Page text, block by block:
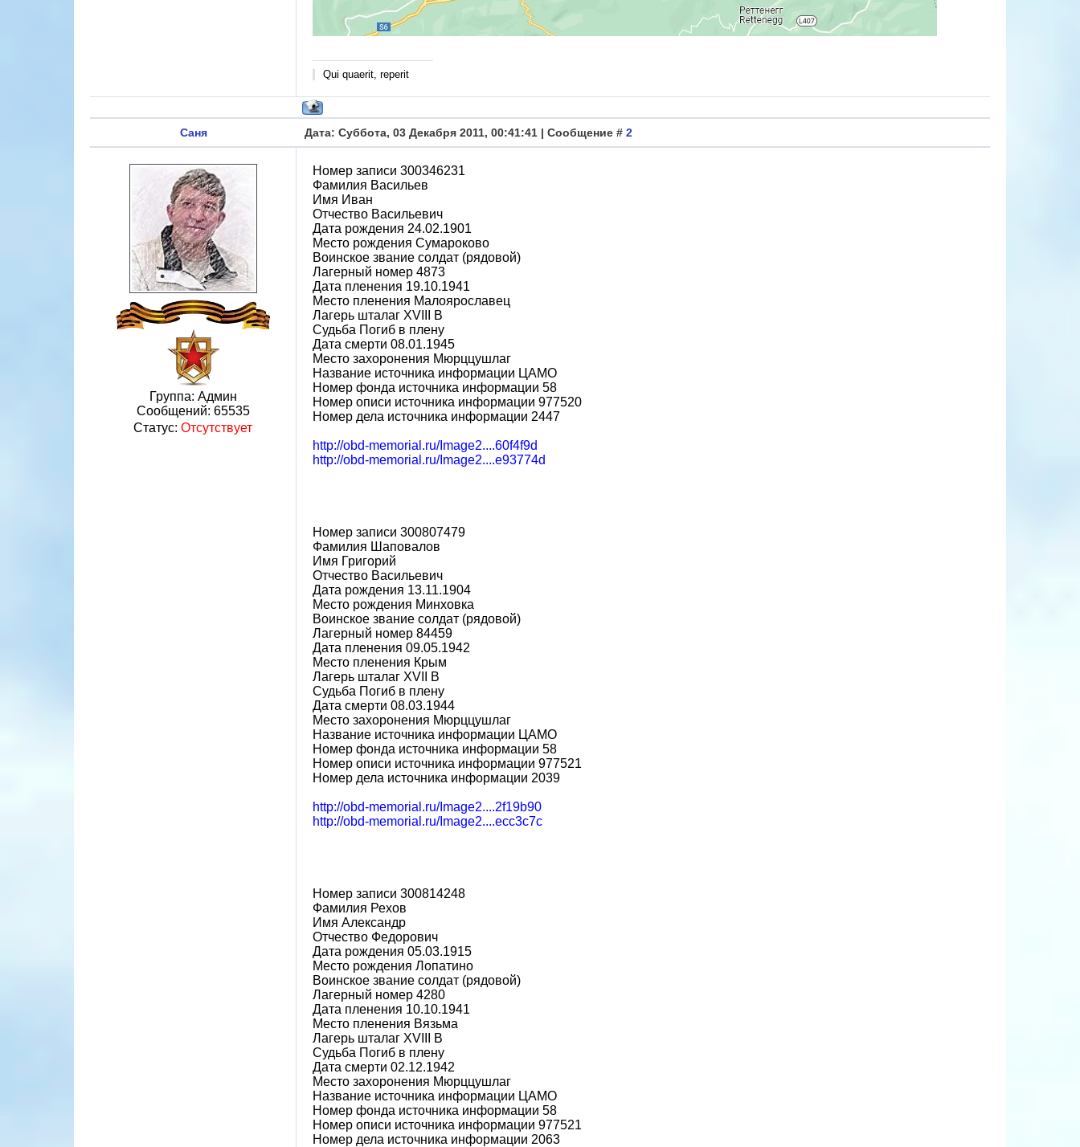
Qui quaerit, reperit
Саня Дата: Суббота, 03 Декабря 2011, 00:41:41 | Сообщение # 2
Группа: Админ
Сообщений: 65535
Статус: Отсутствует
Номер записи 300346231
Фамилия Васильев
Имя Иван
Отчество Васильевич
Дата рождения 24.02.1901
Место рождения Сумароково
Воинское звание солдат (рядовой)
Лагерный номер 4873
Дата пленения 19.10.1941
Место пленения Малоярославец
Лагерь шталаг XVIII B
Судьба Погиб в плену
Дата смерти 08.01.1945
Место захоронения Мюрццушлаг
Название источника информации ЦАМО
Номер фонда источника информации 58
Номер описи источника информации 977520
Номер дела источника информации 2447
http://obd-memorial.ru/Image2....60f4f9d
http://obd-memorial.ru/Image2....e93774d
Номер записи 300807479
Фамилия Шаповалов
Имя Григорий
Отчество Васильевич
Дата рождения 13.11.1904
Место рождения Минховка
Воинское звание солдат (рядовой)
Лагерный номер 84459
Дата пленения 09.05.1942
Место пленения Крым
Лагерь шталаг XVII B
Судьба Погиб в плену
Дата смерти 08.03.1944
Место захоронения Мюрццушлаг
Название источника информации ЦАМО
Номер фонда источника информации 58
Номер описи источника информации 977521
Номер дела источника информации 2039
http://obd-memorial.ru/Image2....2f19b90
http://obd-memorial.ru/Image2....ecc3c7c
Номер записи 300814248
Фамилия Рехов
Имя Александр
Отчество Федорович
Дата рождения 05.03.1915
Место рождения Лопатино
Воинское звание солдат (рядовой)
Лагерный номер 4280
Дата пленения 10.10.1941
Место пленения Вязьма
Лагерь шталаг XVIII B
Судьба Погиб в плену
Дата смерти 02.12.1942
Место захоронения Мюрццушлаг
Название источника информации ЦАМО
Номер фонда источника информации 58
Номер описи источника информации 977521
Номер дела источника информации 2063